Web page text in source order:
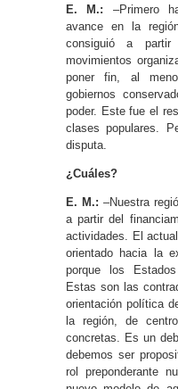
E. M.: –Primero
avance en la
consiguió a
movimientos
poner fin, al
gobiernos
poder. Este fue el
clases populares.
disputa.
¿Cuáles?
E. M.: –Nuestra
a partir del
actividades. El
orientado hacia la
porque los
Estas son las
orientación política
la región, de
concretas. Es un
debemos ser
rol preponderante